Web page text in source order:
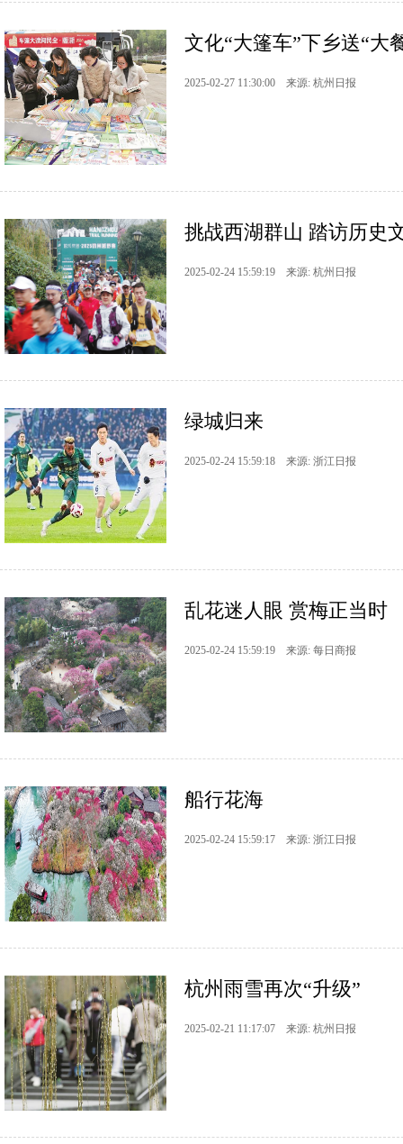
文化“大篷车”下乡送“大
2025-02-27 11:30:00 来源: 杭州日报
挑战西湖群山 踏访历史
2025-02-24 15:59:19 来源: 杭州日报
绿城归来
2025-02-24 15:59:18 来源: 浙江日报
乱花迷人眼 赏梅正当时
2025-02-24 15:59:19 来源: 每日商报
船行花海
2025-02-24 15:59:17 来源: 浙江日报
杭州雨雪再次“升级”
2025-02-21 11:17:07 来源: 杭州日报